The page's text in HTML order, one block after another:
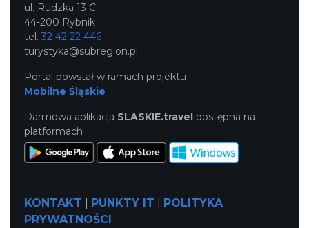
ul. Rudzka 13 C
44-200 Rybnik
tel. 32 42 22 446
turystyka@subregion.pl
Portal powstał w ramach projektu
Mobilne Śląskie
Darmowa aplikacja SLASKIE.travel dostępna na
platformach
KONTAKT PUNKTY IT
POLITYKA
PRYWATNOŚCI